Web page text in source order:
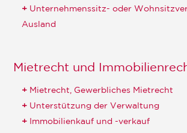
Unternehmenssitz- oder
Ausland
Mietrecht und
Mietrecht, Gewerbliches Mietrecht
Unterstützung der Verwaltung
Immobilienkauf und -verkauf